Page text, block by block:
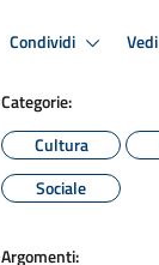
Condividi
Categorie:
Cultura
Sociale
Argomenti: